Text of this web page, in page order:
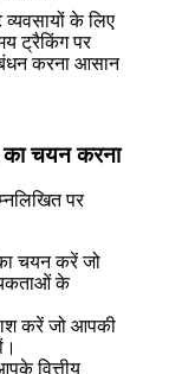
के लिए
ट्रैकिंग पर
करना आसान
का चयन करना
पर
चयन करें जो
के
करें जो आपकी
वित्तीय